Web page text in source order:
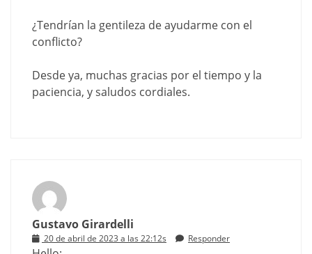
¿Tendrían la gentileza de ayudarme con el
conflicto?
Desde ya, muchas gracias por el tiempo y la
paciencia, y saludos cordiales.
Gustavo Girardelli
20 de abril de 2023 a las 22:12s Responder